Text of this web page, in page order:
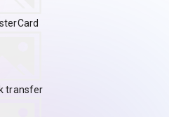
transfer